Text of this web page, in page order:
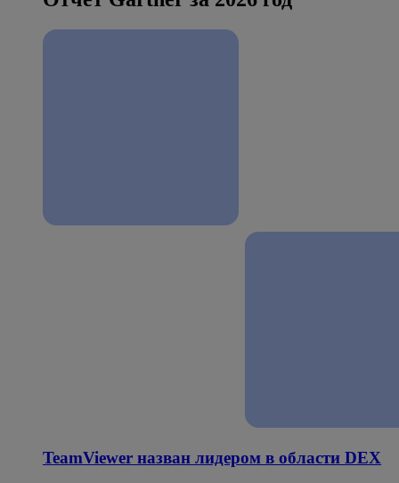
TeamViewer назван лидером в области DEX